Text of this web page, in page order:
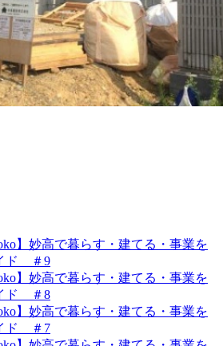
】妙高で暮らす・建てる・事業を
ド ＃9
】妙高で暮らす・建てる・事業を
ド ＃8
】妙高で暮らす・建てる・事業を
ド ＃7